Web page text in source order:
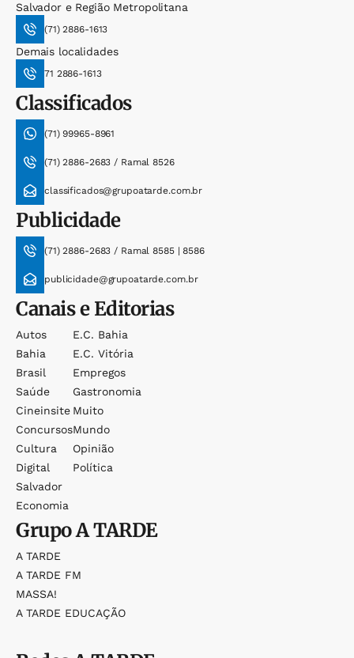
Salvador e Região Metropolitana
(71) 2886-1613
Demais localidades
71 2886-1613
Classificados
(71) 99965-8961
(71) 2886-2683 / Ramal 8526
classificados@grupoatarde.com.br
Publicidade
(71) 2886-2683 / Ramal 8585 | 8586
publicidade@grupoatarde.com.br
Canais e Editorias
Autos
Bahia
Brasil
Saúde
Cineinsite
Concursos
Cultura
Digital
Salvador
Economia
E.c. Bahia
E.c. Vitória
Empregos
Gastronomia
Muito
Mundo
Opinião
Política
GrupoA TARDE
A TARDE
A TARDE FM
MASSA!
A TARDE EDUCAÇÃO